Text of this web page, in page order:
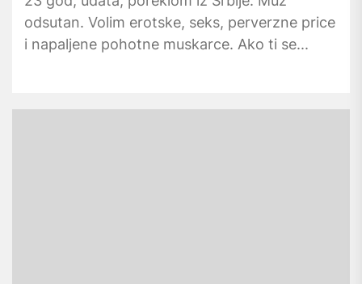
odsutan. Volim erotske, seks, perverzne price
i napaljene pohotne muskarce. Ako ti se...